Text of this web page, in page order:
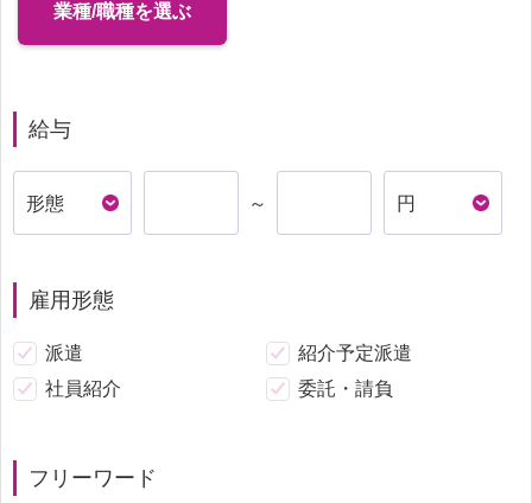
業種/職種を選ぶ
給与
～
雇用形態
派遣
紹介予定派遣
社員紹介
委託・請負
フリーワード